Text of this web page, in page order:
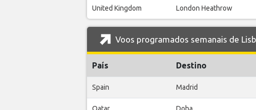
United Kingdom London Heathrow
Voos programados semanais de
País Destino
Spain Madrid